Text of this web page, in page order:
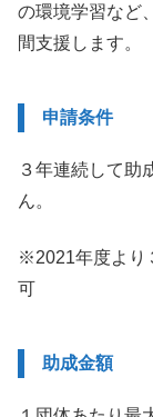
の環境学習など
間支援します。
申請条件
３年連続して助
ん。
※2021年度より
可
助成金額